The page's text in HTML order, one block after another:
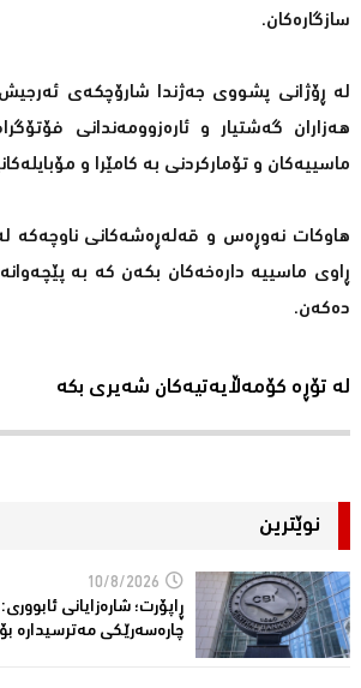
سازگارەكان.
لە ڕۆژانی پشووی جەژندا شارۆچكەی
هەزاران گەشتیار و ئارەزوومەندانی
ماسییەكان و تۆماركردنی بە كامێرا و
هاوكات نەوڕەس و قەلەڕەشەكانی ناوچەكە
ڕاوی ماسییە دارەخەكان بكەن كە بە
دەكەن.
لە تۆڕە کۆمەڵایەتیەکان شەیری بکە
نوێترین
10/8/2026
ڕاپۆرت؛ شاره‌زایانی
چاره‌سه‌رێكی مه‌ترسیداره‌